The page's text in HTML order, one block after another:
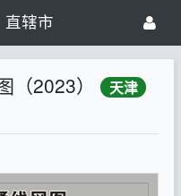
直辖市
（2023） 天津